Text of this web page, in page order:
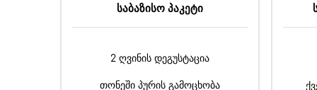
სტანდარტული პაკეტი
2 ღვინის დეგუსტაცია
ქვევრის გახსნის ცერემონია